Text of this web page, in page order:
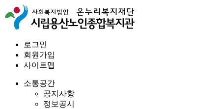
로그인
회원가입
사이트맵
소통공간
공지사항
정보공시